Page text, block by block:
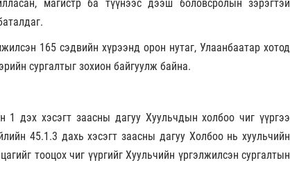
магистр ба түүнээс дээш боловсролын зэрэгтэй
165 сэдвийн хүрээнд орон нутаг, Улаанбаатар хотод
сургалтыг зохион байгуулж байна.
дэх хэсэгт заасны дагуу Хуульчдын холбоо чиг үүргээ
45.1.3 дахь хэсэгт заасны дагуу Холбоо нь хуульчийн
тооцох чиг үүргийг Хуульчийн үргэлжилсэн сургалтын